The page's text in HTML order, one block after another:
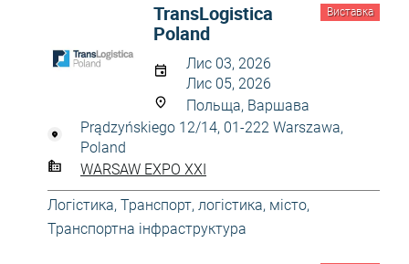
Виставка
TransLogistica
Poland
Лис 03, 2026
Лис 05, 2026
Польща, Варшава
Prądzyńskiego 12/14, 01-222 Warszawa,
Poland
WARSAW EXPO XXI
Логістика, Транспорт, логістика, місто,
Транспортна інфраструктура